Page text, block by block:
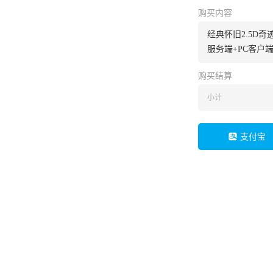
购买内容
经典怀旧2.5D奇
服务端+PC客户
购买结算
小计
支付宝